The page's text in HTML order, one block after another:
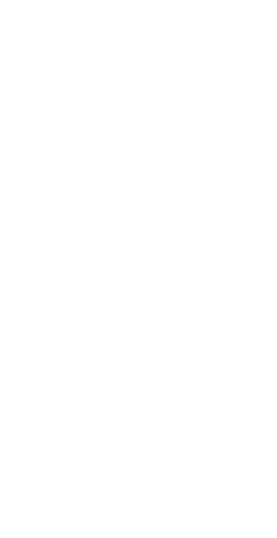
入りました。 発送も早く、
ようで安心いたしまし